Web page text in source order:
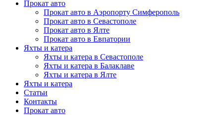
Прокат авто
Прокат авто в Аэропорту Симферополь
Прокат авто в Севастополе
Прокат авто в Ялте
Прокат авто в Евпатории
Яхты и катера
Яхты и катера в Севастополе
Яхты и катера в Балаклаве
Яхты и катера в Ялте
Яхты и катера
Статьи
Контакты
Прокат авто